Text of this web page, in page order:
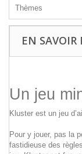
Thèmes
EN SAVOIR
Un jeu
Kluster est un jeu
Pour y jouer, pas la
fastidieuse des